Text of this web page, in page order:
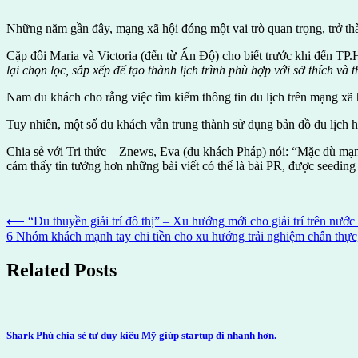
Những năm gần đây, mạng xã hội đóng một vai trò quan trọng, trở
Cặp đôi Maria và Victoria (đến từ Ấn Độ) cho biết trước khi đến
lại chọn lọc, sắp xếp để tạo thành lịch trình phù hợp với sở thích và
Nam du khách cho rằng việc tìm kiếm thông tin du lịch trên mạng
Tuy nhiên, một số du khách vẫn trung thành sử dụng bản đồ du lịch
Chia sẻ với Tri thức – Znews, Eva (du khách Pháp) nói: “Mặc dù
cảm thấy tin tưởng hơn những bài viết có thể là bài PR, được
Post
navigation
⟵ “Du thuyền giải trí đô thị” – Xu hướng mới cho giải trí trên
6 Nhóm khách mạnh tay chi tiền cho xu hướng trải nghiệm chân
Related Posts
Shark Phú chia sẻ tư duy kiểu Mỹ giúp startup đi nhanh hơn.